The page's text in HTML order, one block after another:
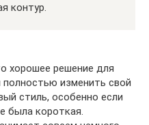
контур.
хорошее решение для
изменить свой
стиль, особенно если
была короткая.